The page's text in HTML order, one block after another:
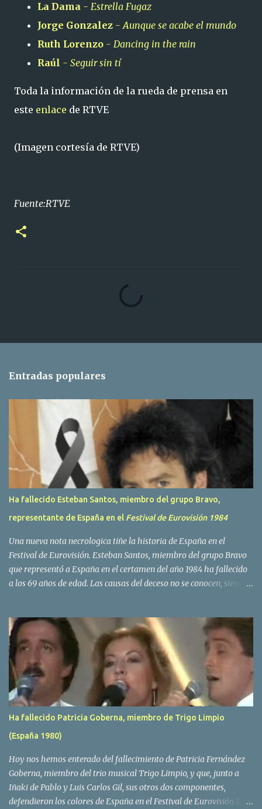
La Dama - Estrella Fugaz
Jorge Gonzalez - Aunque se acabe el mundo
Ruth Lorenzo - Dancing in the rain
Raúl - Seguir sin tí
Toda la información de la rueda de prensa en
este enlace de RTVE
(Imagen cortesía de RTVE)
Fuente:RTVE
r
s
Entradas populares
Ha fallecido Esteban Santos, miembro del grupo Bravo,
representante de España en el Festival de Eurovisión 1984
Una nueva nota necrologica tiñe la historia de España en el
Festival de Eurovisión. Esteban Santos, miembro del grupo Bravo
que representó a España en el certamen del año 1984 ha fallecido
a los 69 años de edad. Las causas del deceso no se conocen, siendo
traves de las redes sociales. Nacido en Tolosa en 1951, durante su
epoca universitaria en la carrera de empresariales conoció al
estudiante de medicina Luis Villar, comenzando a actuar
juntos,Santos a la guitarra y Villar al piano, sin atreverse a dar el
salto al mercado profesional. Sin embargo esto cambió gracias a la
propia Amaia Saizar, que tras su abandono de Trigo Limpio,
un nuevo grupo, reclutando al duo de amigos y a la ex modelo
Yolanda Hoyos. Con los cuatro surgió en el año 1982 el grupo
Ha fallecido Patricia Goberna, miembro de Trigo Limpio
(España 1980)
Hoy nos hemos enterado del fallecimiento de Patricia Fernández
Goberna, miembro del trio musical Trigo Limpio, y que, junto a
Iñaki de Pablo y Luis Carlos Gil, sus otros dos componentes,
defendieron los colores de España en el Festival de Eurovisión 1980